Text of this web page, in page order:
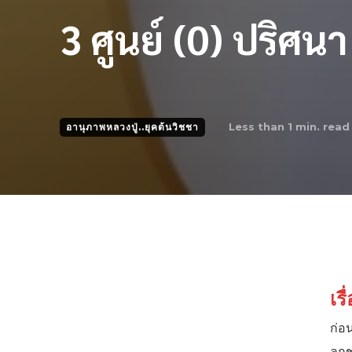
3 ศูนย์ (0) ปริศนา
อานุภาพหลวงปู่..ยุคต้นวิชชา Less than 1 min. read
เ
ก่อ